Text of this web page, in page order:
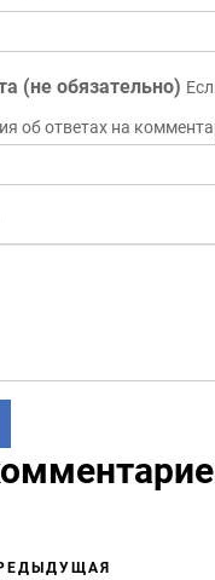
(не обязательно)
об ответах на